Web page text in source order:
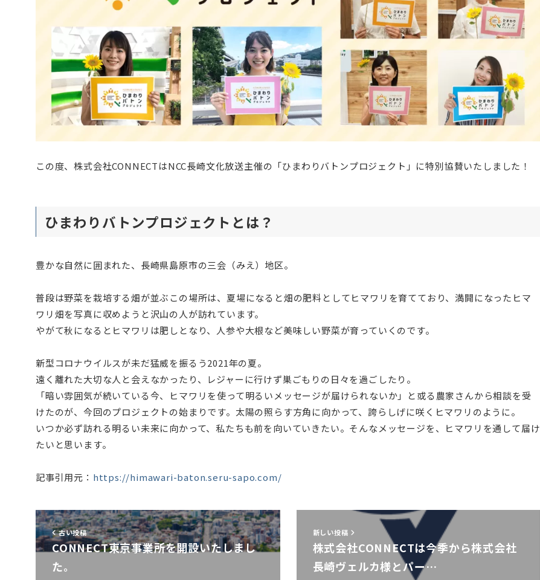
この度、株式会社CONNECTはNCC長崎文化放送主催の「ひまわりバトンプロジェクト」に特別協賛いたしました！
ひまわりバトンプロジェクトとは？
豊かな自然に囲まれた、長崎県島原市の三会（みえ）地区。
普段は野菜を栽培する畑が並ぶこの場所は、夏場になると畑の肥料としてヒマワリを育てており、満開になったヒマ
ワリ畑を写真に収めようと沢山の人が訪れています。
やがて秋になるとヒマワリは肥しとなり、人参や大根など美味しい野菜が育っていくのです。
新型コロナウイルスが未だ猛威を振るう2021年の夏。
遠く離れた大切な人と会えなかったり、レジャーに行けず巣ごもりの日々を過ごしたり。
「暗い雰囲気が続いている今、ヒマワリを使って明るいメッセージが届けられないか」と或る農家さんから相談を受
けたのが、今回のプロジェクトの始まりです。太陽の照らす方角に向かって、誇らしげに咲くヒマワリのように。
いつか必ず訪れる明るい未来に向かって、私たちも前を向いていきたい。そんなメッセージを、ヒマワリを通して届け
たいと思います。
記事引用元： https://himawari-baton.seru-sapo.com/
古い投稿
CONNECT東京事業所を開設いたしまし
た。
新しい投稿
株式会社CONNECTは今季から株式会社
長崎ヴェルカ様とパー…